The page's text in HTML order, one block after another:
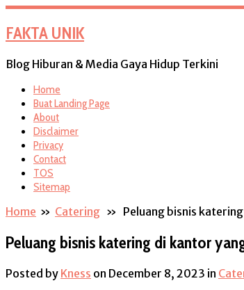
FAKTA UNIK
Blog Hiburan & Media Gaya Hidup Terkini
Home
Buat Landing Page
About
Disclaimer
Privacy
Contact
TOS
Sitemap
Home » Catering » Peluang bisnis katering
Peluang bisnis katering di kantor
Posted by Kness on December 8, 2023 in